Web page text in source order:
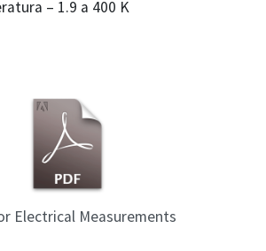
– 1.9 a 400 K
Electrical Measurements